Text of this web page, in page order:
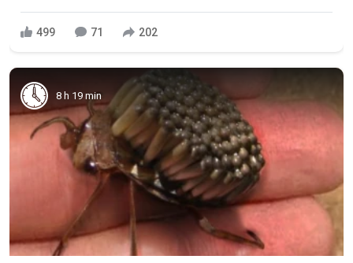
499 71 202
8 h 19 min